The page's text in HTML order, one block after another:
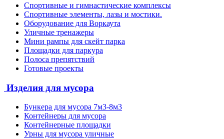
Спортивные и гимнастические комплексы
Спортивные элементы, лазы и мостики.
Оборудование для Воркаута
Уличные тренажеры
Мини рампы для скейт парка
Площадки для паркура
Полоса препятствий
Готовые проекты
Изделия для мусора
Бункера для мусора 7м3-8м3
Контейнеры для мусора
Контейнерные площадки
Урны для мусора уличные